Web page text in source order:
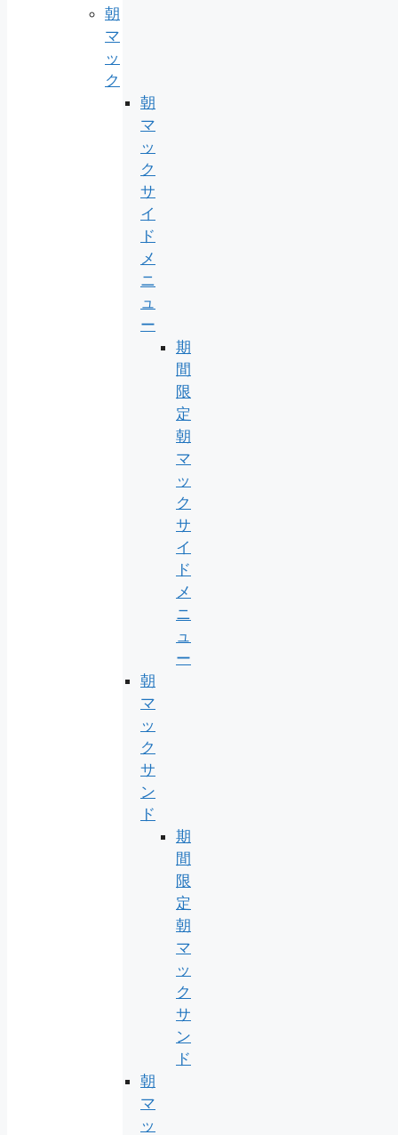
朝
マ
ッ
ク
朝
マ
ッ
ク
サ
イ
ド
メ
ニ
ュ
ー
期
間
限
定
朝
マ
ッ
ク
サ
イ
ド
メ
ニ
ュ
ー
朝
マ
ッ
ク
サ
ン
ド
期
間
限
定
朝
マ
ッ
ク
サ
ン
ド
朝
マ
ッ